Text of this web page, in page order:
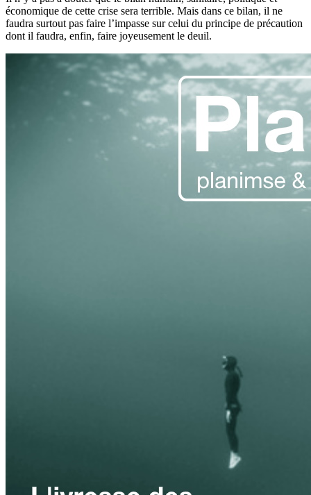
économique de cette crise sera terrible. Mais dans ce bilan, il ne
faudra surtout pas faire l’impasse sur celui du principe de précaution
dont il faudra, enfin, faire joyeusement le deuil.